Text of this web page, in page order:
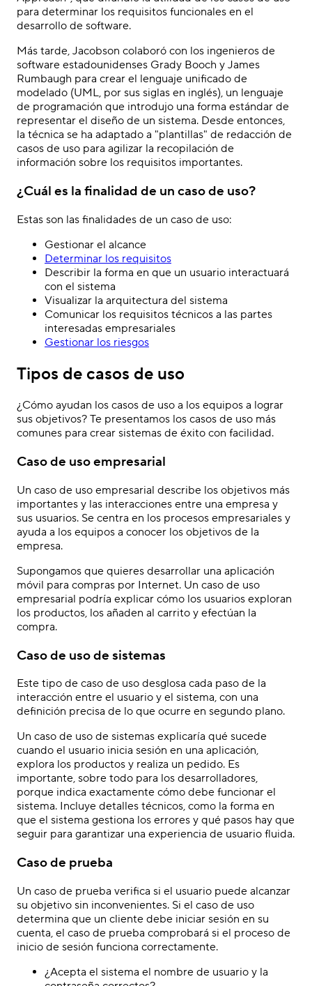
para determinar los requisitos funcionales en el
desarrollo de software.
Más tarde, Jacobson colaboró con los ingenieros de
software estadounidenses Grady Booch y James
Rumbaugh para crear el lenguaje unificado de
modelado (UML, por sus siglas en inglés), un lenguaje
de programación que introdujo una forma estándar de
representar el diseño de un sistema. Desde entonces,
la técnica se ha adaptado a "plantillas" de redacción de
casos de uso para agilizar la recopilación de
información sobre los requisitos importantes.
¿Cuál es la finalidad de un caso de uso?
Estas son las finalidades de un caso de uso:
Gestionar el alcance
Determinar los requisitos
Describir la forma en que un usuario interactuará
con el sistema
Visualizar la arquitectura del sistema
Comunicar los requisitos técnicos a las partes
interesadas empresariales
Gestionar los riesgos
Tipos de casos de uso
¿Cómo ayudan los casos de uso a los equipos a lograr
sus objetivos? Te presentamos los casos de uso más
comunes para crear sistemas de éxito con facilidad.
Caso de uso empresarial
Un caso de uso empresarial describe los objetivos más
importantes y las interacciones entre una empresa y
sus usuarios. Se centra en los procesos empresariales y
ayuda a los equipos a conocer los objetivos de la
empresa.
Supongamos que quieres desarrollar una aplicación
móvil para compras por Internet. Un caso de uso
empresarial podría explicar cómo los usuarios exploran
los productos, los añaden al carrito y efectúan la
compra.
Caso de uso de sistemas
Este tipo de caso de uso desglosa cada paso de la
interacción entre el usuario y el sistema, con una
definición precisa de lo que ocurre en segundo plano.
Un caso de uso de sistemas explicaría qué sucede
cuando el usuario inicia sesión en una aplicación,
explora los productos y realiza un pedido. Es
importante, sobre todo para los desarrolladores,
porque indica exactamente cómo debe funcionar el
sistema. Incluye detalles técnicos, como la forma en
que el sistema gestiona los errores y qué pasos hay que
seguir para garantizar una experiencia de usuario fluida.
Caso de prueba
Un caso de prueba verifica si el usuario puede alcanzar
su objetivo sin inconvenientes. Si el caso de uso
determina que un cliente debe iniciar sesión en su
cuenta, el caso de prueba comprobará si el proceso de
inicio de sesión funciona correctamente.
¿Acepta el sistema el nombre de usuario y la